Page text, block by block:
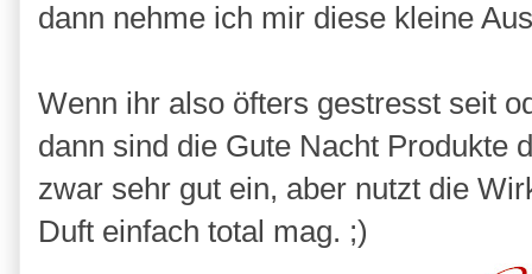
dann nehme ich mir diese kleine
Wenn ihr also öfters gestresst seit
dann sind die Gute Nacht Produkte
zwar sehr gut ein, aber nutzt die
Duft einfach total mag. ;)